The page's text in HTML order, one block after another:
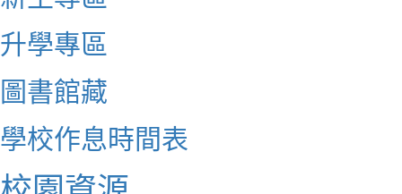
升學專區
圖書館藏
學校作息時間表